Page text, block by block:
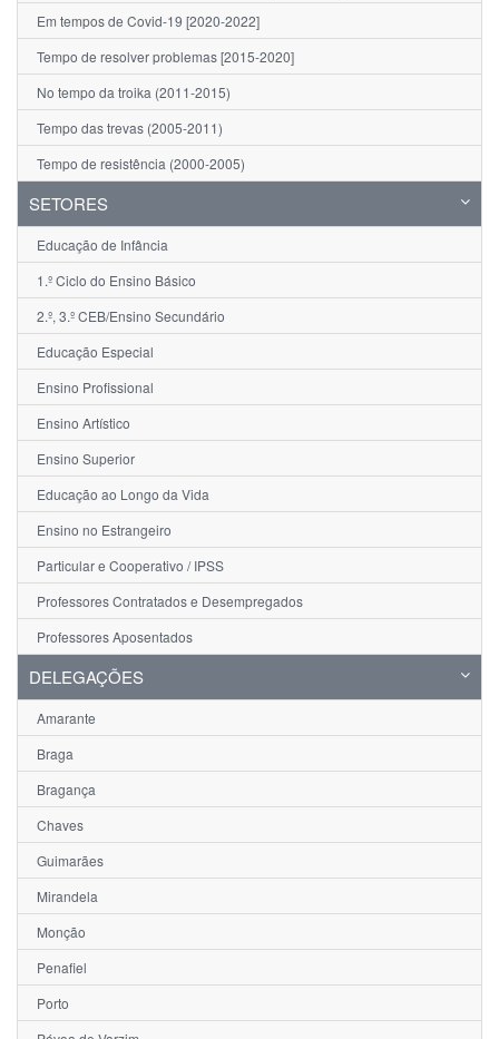
Em tempos de Covid-19 [2020-2022]
Tempo de resolver problemas [2015-2020]
No tempo da troika (2011-2015)
Tempo das trevas (2005-2011)
Tempo de resistência (2000-2005)
SETORES
Educação de Infância
1.º Ciclo do Ensino Básico
2.º, 3.º CEB/Ensino Secundário
Educação Especial
Ensino Profissional
Ensino Artístico
Ensino Superior
Educação ao Longo da Vida
Ensino no Estrangeiro
Particular e Cooperativo / IPSS
Professores Contratados e Desempregados
Professores Aposentados
DELEGAÇÕES
Amarante
Braga
Bragança
Chaves
Guimarães
Mirandela
Monção
Penafiel
Porto